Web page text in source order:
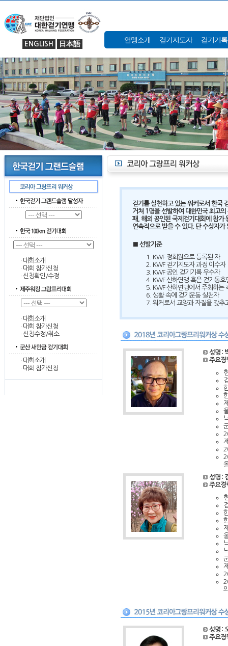
ENGLISH 日本語 연맹소개 걷기지도자 걷기기
· 대회소개
· 대회 참가신청
· 신청확인/수정
· 대회소개
· 대회 참가신청
· 신청수정/취소
· 대회소개
· 대회 참가신청
걷기를 실천하고 있는 워커로서 한국
거쳐 1명을 선발하여 대한민국 최고
패, 해외 공인된 국제걷기대회에 참가
연속적으로 받을 수 있다. 단 수상자
■ 선발기준
KWF 정회원으로 등록된 자
KWF 걷기지도자 과정 이수자
KWF 공인 걷기기록 우수자
KWF 산하연맹 혹은 걷기동호
KWF 산하연맹에서 주최하는
생활 속에 걷기운동 실천자
워커로서 교양과 자질을 갖추
성명 :
주요경
성명 :
주요경
성명 :
주요경